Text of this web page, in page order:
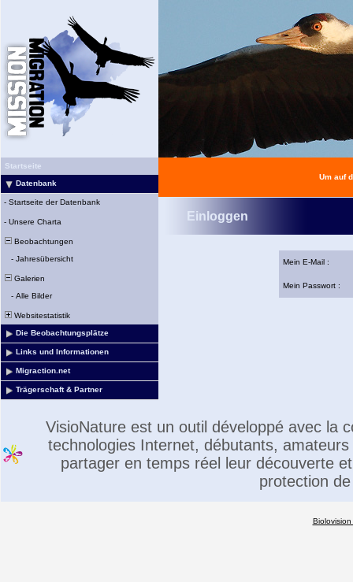
Startseite
Datenbank
- Startseite der Datenbank
- Unsere Charta
Beobachtungen
- Jahresübersicht
Galerien
- Alle Bilder
Websitestatistik
Die Beobachtungsplätze
Links und Informationen
Migraction.net
Trägerschaft & Partner
Um auf
Einloggen
Mein E-Mail :
Mein Passwort :
VisioNature est un outil développé avec la
technologies Internet, débutants,
partager en temps réel leur découverte
protection
Biolovision